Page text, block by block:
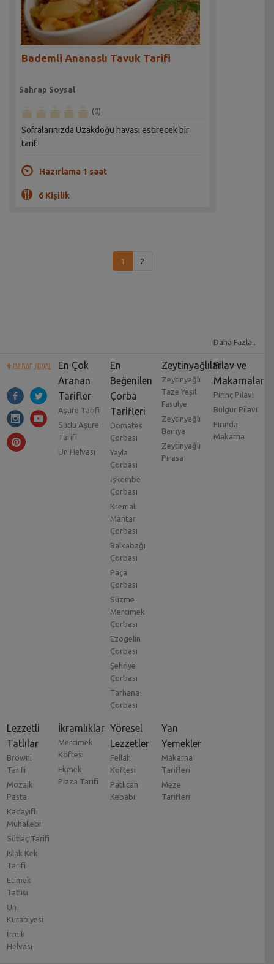
Bademli Ananaslı Tavuk Tarifi
Sahrap Soysal
(0)
Sofralarınızda Uzakdoğu havası estirecek bir
tarif.
Hazırlama 1 saat
6 Kişilik
1 2
Daha Fazla..
En Çok
Aranan
Tarifler
Aşure Tarifi
Sütlü Aşure
Tarifi
Un Helvası
En
Beğenilen
Çorba
Tarifleri
Domates
Çorbası
Yayla
Çorbası
İşkembe
Çorbası
Kremalı
Mantar
Çorbası
Balkabağı
Çorbası
Paça
Çorbası
Süzme
Mercimek
Çorbası
Ezogelin
Çorbası
Şehriye
Çorbası
Tarhana
Çorbası
Zeytinyağlılar
Zeytinyağlı
Taze Yeşil
Fasulye
Zeytinyağlı
Bamya
Zeytinyağlı
Pırasa
Pilav ve
Makarnalar
Pirinç Pilavı
Bulgur Pilavı
Fırında
Makarna
Lezzetli
Tatlılar
Browni
Tarifi
Mozaik
Pasta
Kadayıflı
Muhallebi
Sütlaç Tarifi
Islak Kek
Tarifi
Etimek
Tatlısı
Un
Kurabiyesi
İrmik
Helvası
İkramlıklar
Mercimek
Köftesi
Ekmek
Pizza Tarifi
Yöresel
Lezzetler
Fellah
Köftesi
Patlıcan
Kebabı
Yan
Yemekler
Makarna
Tarifleri
Meze
Tarifleri